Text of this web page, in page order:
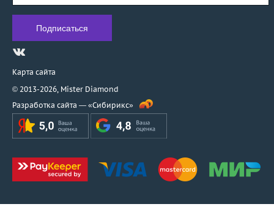
Карта сайта
© 2013-2026, Mister Diamond
Разработка сайта — «Сибирикс»